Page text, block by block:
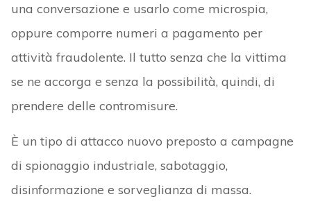
una conversazione e usarlo come microspia,
oppure comporre numeri a pagamento per
attività fraudolente. Il tutto senza che la vittima
se ne accorga e senza la possibilità, quindi, di
prendere delle contromisure.
È un tipo di attacco nuovo preposto a campagne
di spionaggio industriale, sabotaggio,
disinformazione e sorveglianza di massa.